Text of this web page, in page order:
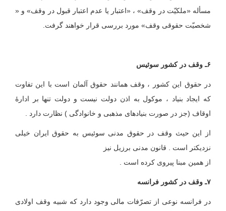
مسأله «ملکیّت در وقف» ، «اعتبار یا عدم‏ اعتبار ‏قبول ‏در وقف» و «
شخصیّت حقوقی وقف» مورد بررسی قرار خواهند گرفت.
۶ـ وقف در کشور سوئیس
در حقوق این کشور ، وقف همانند حقوق آلمان است با این تفاوت
که ایجاد بنیاد ، موکول به اذن دولت نیست و دولت تنها بر ادارۀ
اوقاف (جز در صورت بنیادهای مذهبی و خانوادگی ) نظارت دارد .
از این حیث وقف در حقوق مدنی سوئیس به حقوق ایران خیلی
نزدیکتر است . قانون مدنی برزیل نیز
از همین مبنا پیروی کرده است .
۷ـ وقف در کشور فرانسه
در فرانسه نوعی از تصرّفات مالی وجود دارد که شبیه وقف اولادی